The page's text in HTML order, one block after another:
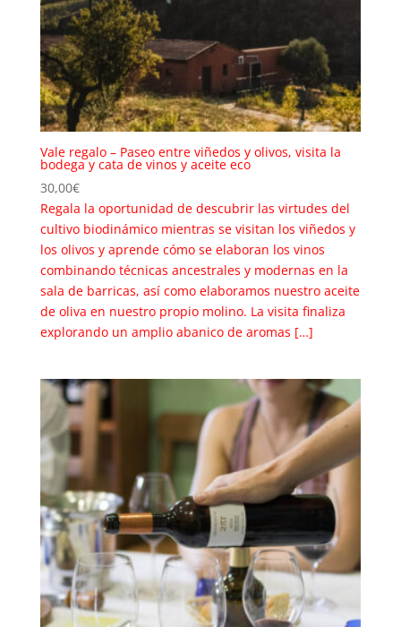
Vale regalo – Paseo entre viñedos y olivos, visita la
bodega y cata de vinos y aceite eco
30,00€
Regala la oportunidad de descubrir las virtudes del
cultivo biodinámico mientras se visitan los viñedos y
los olivos y aprende cómo se elaboran los vinos
combinando técnicas ancestrales y modernas en la
sala de barricas, así como elaboramos nuestro aceite
de oliva en nuestro propio molino. La visita finaliza
explorando un amplio abanico de aromas […]